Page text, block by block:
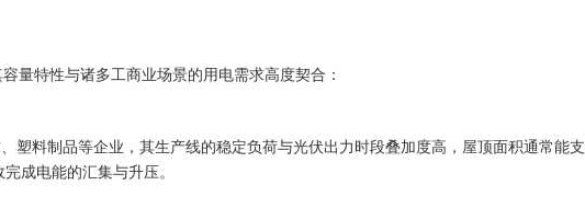
容量特性与诸多工商业场景的用电需求高度契合：
塑料制品等企业，其生产线的稳定负荷与光伏出力时段叠加度高，屋顶面积通常能支
成电能的汇集与升压。